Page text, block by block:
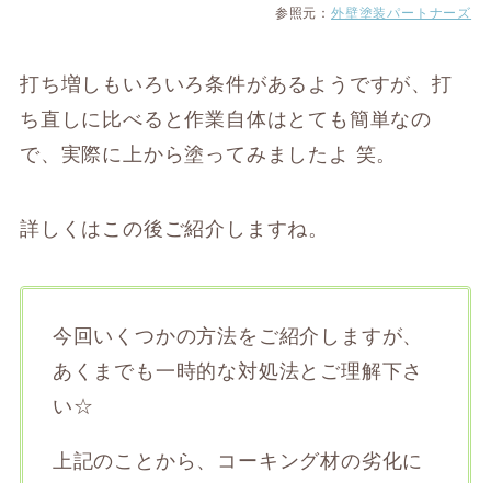
参照元：外壁塗装パートナーズ
打ち増しもいろいろ条件があるようですが、打
ち直しに比べると作業自体はとても簡単なの
で、実際に上から塗ってみましたよ 笑。
詳しくはこの後ご紹介しますね。
今回いくつかの方法をご紹介しますが、
あくまでも一時的な対処法とご理解下さ
い☆
上記のことから、コーキング材の劣化に